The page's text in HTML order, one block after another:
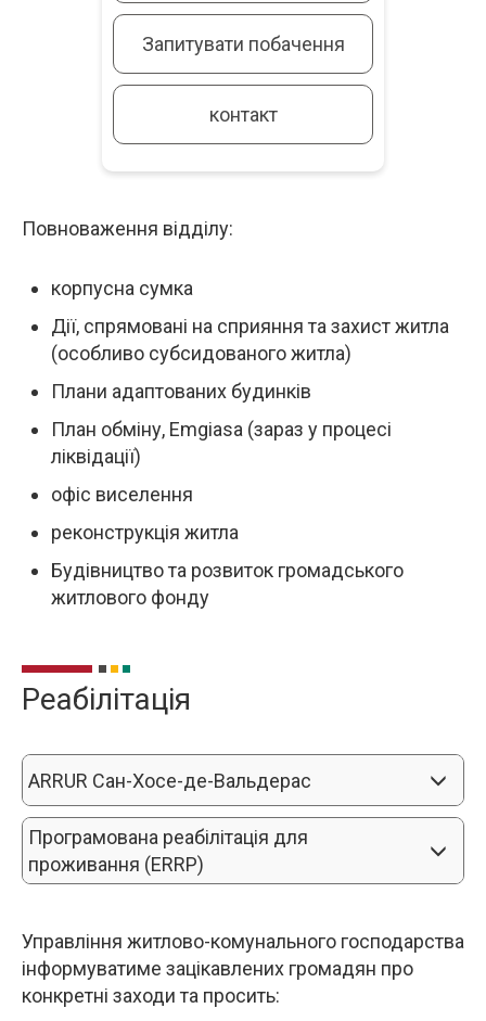
Запитувати побачення
контакт
Повноваження відділу:
корпусна сумка
Дії, спрямовані на сприяння та захист житла
(особливо субсидованого житла)
Плани адаптованих будинків
План обміну, Emgiasa (зараз у процесі
ліквідації)
офіс виселення
реконструкція житла
Будівництво та розвиток громадського
житлового фонду
Реабілітація
ARRUR Сан-Хосе-де-Вальдерас
Програмована реабілітація для
проживання (ERRP)
Управління житлово-комунального господарства
інформуватиме зацікавлених громадян про
конкретні заходи та просить: